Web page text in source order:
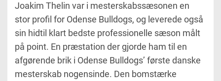
Joakim Thelin var i mesterskabssæsonen en
stor profil for Odense Bulldogs, og leverede også
sin hidtil klart bedste professionelle sæson målt
på point. En præstation der gjorde ham til en
afgørende brik i Odense Bulldogs’ første danske
mesterskab nogensinde. Den bomstærke